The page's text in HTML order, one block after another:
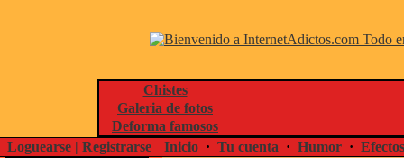
Chistes
Galeria de fotos
Deforma famosos
Loguearse | Registrarse
Inicio · Tu cuenta · Humor ·